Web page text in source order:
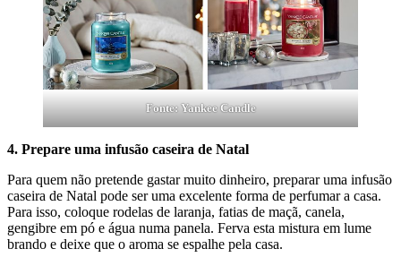
Fonte: Yankee Candle
4. Prepare uma infusão caseira de Natal
Para quem não pretende gastar muito dinheiro, preparar uma infusão
caseira de Natal pode ser uma excelente forma de perfumar a casa.
Para isso, coloque rodelas de laranja, fatias de maçã, canela,
gengibre em pó e água numa panela. Ferva esta mistura em lume
brando e deixe que o aroma se espalhe pela casa.